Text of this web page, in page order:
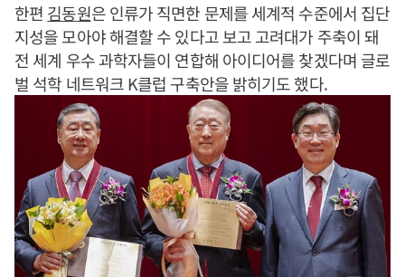
한편 김동원은 인류가 직면한 문제를 세계적 수준에서 집단
지성을 모아야 해결할 수 있다고 보고 고려대가 주축이 돼
전 세계 우수 과학자들이 연합해 아이디어를 찾겠다며 글로
벌 석학 네트워크 K클럽 구축안을 밝히기도 했다.